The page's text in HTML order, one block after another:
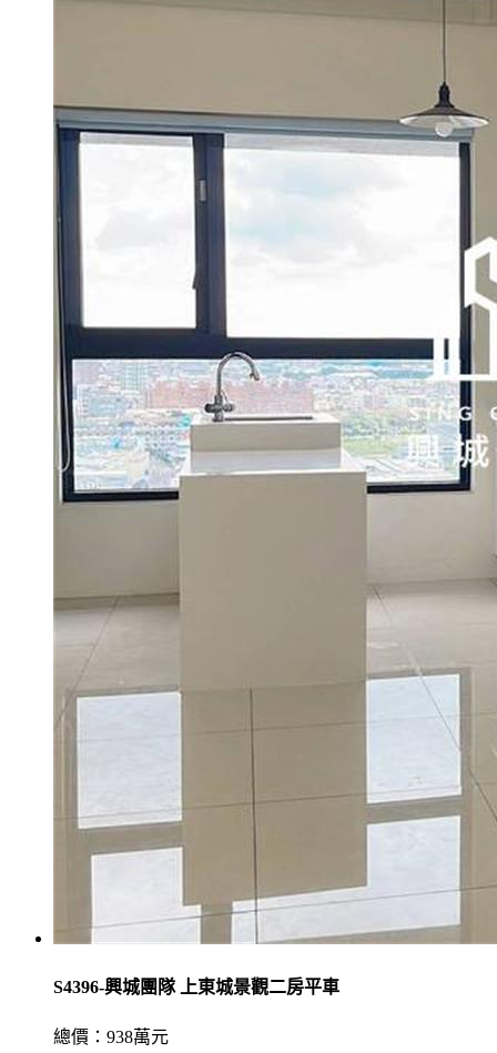
S4396-興城團隊 上東城景觀二房平車
總價：938萬元